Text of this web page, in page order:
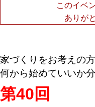
このイベ
ありが
家づくりをお考えの方
何から始めていいか
第40回